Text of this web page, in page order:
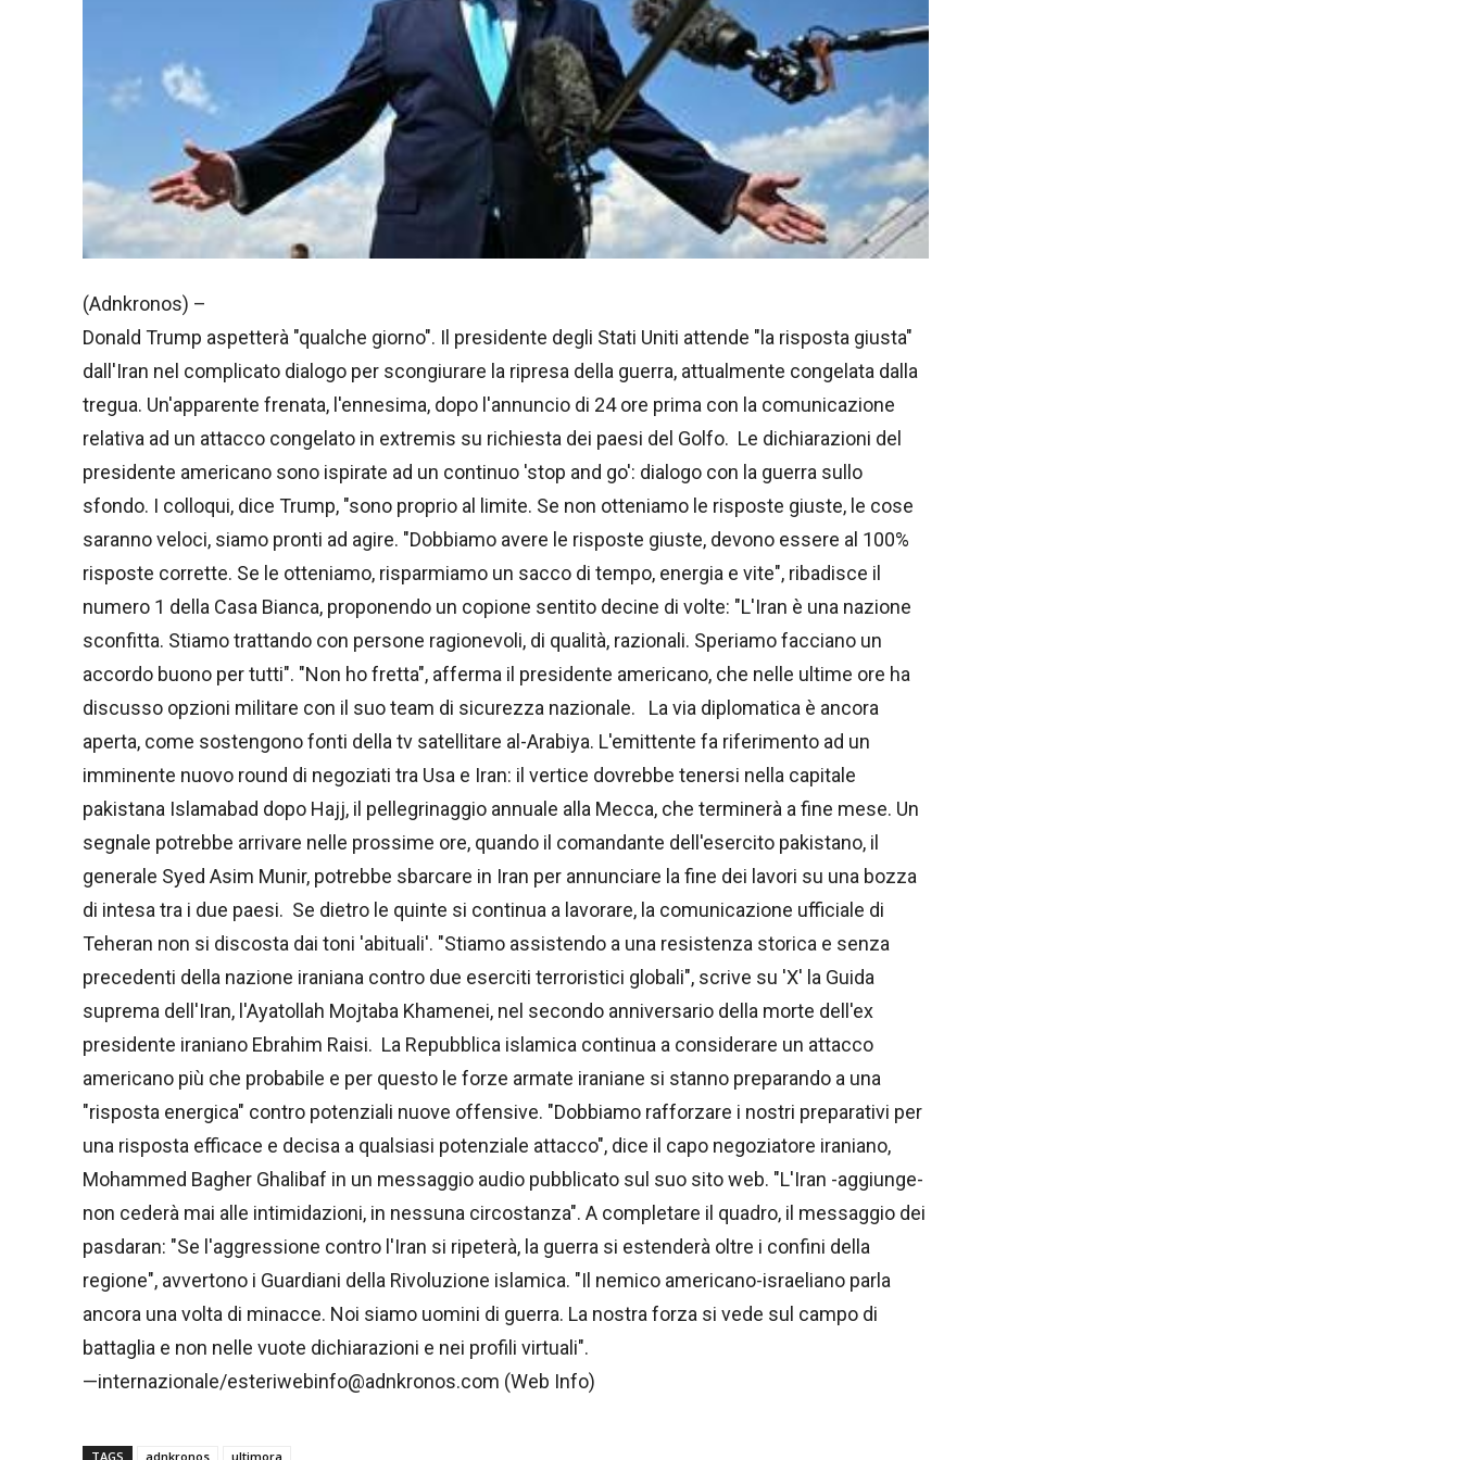
(Adnkronos) –
Donald Trump aspetterà "qualche giorno". Il presidente degli Stati Uniti attende "la risposta giusta"
dall'Iran nel complicato dialogo per scongiurare la ripresa della guerra, attualmente congelata dalla
tregua. Un'apparente frenata, l'ennesima, dopo l'annuncio di 24 ore prima con la comunicazione
relativa ad un attacco congelato in extremis su richiesta dei paesi del Golfo. Le dichiarazioni del
presidente americano sono ispirate ad un continuo 'stop and go': dialogo con la guerra sullo
sfondo. I colloqui, dice Trump, "sono proprio al limite. Se non otteniamo le risposte giuste, le cose
saranno veloci, siamo pronti ad agire. "Dobbiamo avere le risposte giuste, devono essere al 100%
risposte corrette. Se le otteniamo, risparmiamo un sacco di tempo, energia e vite", ribadisce il
numero 1 della Casa Bianca, proponendo un copione sentito decine di volte: "L'Iran è una nazione
sconfitta. Stiamo trattando con persone ragionevoli, di qualità, razionali. Speriamo facciano un
accordo buono per tutti". "Non ho fretta", afferma il presidente americano, che nelle ultime ore ha
discusso opzioni militare con il suo team di sicurezza nazionale. La via diplomatica è ancora
aperta, come sostengono fonti della tv satellitare al-Arabiya. L'emittente fa riferimento ad un
imminente nuovo round di negoziati tra Usa e Iran: il vertice dovrebbe tenersi nella capitale
pakistana Islamabad dopo Hajj, il pellegrinaggio annuale alla Mecca, che terminerà a fine mese. Un
segnale potrebbe arrivare nelle prossime ore, quando il comandante dell'esercito pakistano, il
generale Syed Asim Munir, potrebbe sbarcare in Iran per annunciare la fine dei lavori su una bozza
di intesa tra i due paesi. Se dietro le quinte si continua a lavorare, la comunicazione ufficiale di
Teheran non si discosta dai toni 'abituali'. "Stiamo assistendo a una resistenza storica e senza
precedenti della nazione iraniana contro due eserciti terroristici globali", scrive su 'X' la Guida
suprema dell'Iran, l'Ayatollah Mojtaba Khamenei, nel secondo anniversario della morte dell'ex
presidente iraniano Ebrahim Raisi. La Repubblica islamica continua a considerare un attacco
americano più che probabile e per questo le forze armate iraniane si stanno preparando a una
"risposta energica" contro potenziali nuove offensive. "Dobbiamo rafforzare i nostri preparativi per
una risposta efficace e decisa a qualsiasi potenziale attacco", dice il capo negoziatore iraniano,
Mohammed Bagher Ghalibaf in un messaggio audio pubblicato sul suo sito web. "L'Iran -aggiunge-
non cederà mai alle intimidazioni, in nessuna circostanza". A completare il quadro, il messaggio dei
pasdaran: "Se l'aggressione contro l'Iran si ripeterà, la guerra si estenderà oltre i confini della
regione", avvertono i Guardiani della Rivoluzione islamica. "Il nemico americano-israeliano parla
ancora una volta di minacce. Noi siamo uomini di guerra. La nostra forza si vede sul campo di
battaglia e non nelle vuote dichiarazioni e nei profili virtuali".
—internazionale/esteriwebinfo@adnkronos.com (Web Info)
TAGS adnkronos ultimora